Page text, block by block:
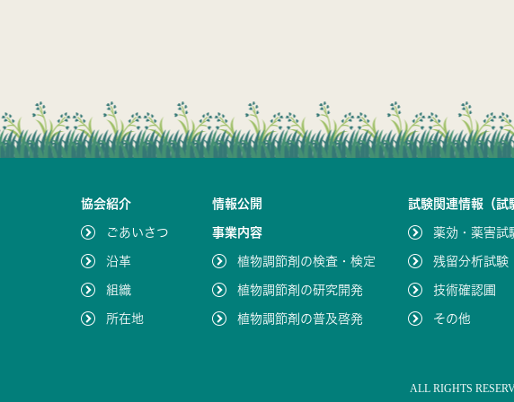
協会紹介
ごあいさつ
沿革
組織
所在地
情報公開
事業内容
植物調節剤の検査・検定
植物調節剤の研究開発
植物調節剤の普及啓発
試験関連情報（試
薬効・薬害試
残留分析試験
技術確認圃
その他
ALL RIGHTS